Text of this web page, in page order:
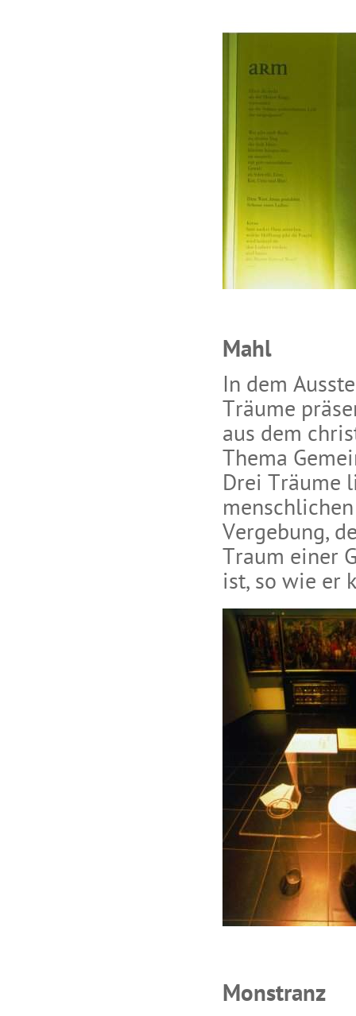
Mahl
In dem
Träume
aus dem
Thema
Drei Träume
Vergebung,
Traum einer
ist, so wie er
Monstranz